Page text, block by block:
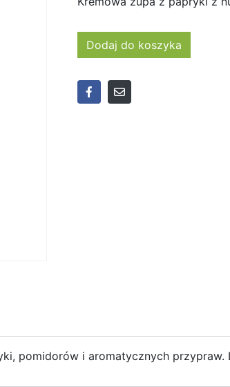
Dodaj do koszyka
pomidorów i aromatycznych przypraw.